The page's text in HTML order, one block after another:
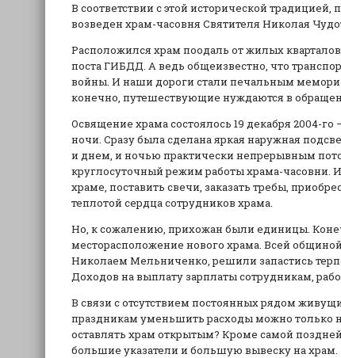
В соответствии с этой исторической
возведен храм-часовня Святителя Николая
Расположился храм поодаль от жилых
поста ГИБДД. А ведь общеизвестно, что
войны. И наши дороги стали печальным
конечно, путешествующие нуждаются в
Освящение храма состоялось 19 декабря 2004-
ночи. Сразу была сделана яркая наружная
и днем, и ночью практически непрерывным
круглосуточный режим работы храма-часовни.
храме, поставить свечи, заказать требы,
теплотой сердца сотрудников храма.
Но, к сожалению, прихожан были единицы.
месторасположение нового храма. Всей
Николаем Мельниченко, решили запастись
Доходов на выплату зарплаты сотрудникам,
В связи с отсутствием постоянных рядом
праздникам уменьшить расходы можно только
оставлять храм открытым? Кроме самой
большие указатели и большую вывеску на храм.